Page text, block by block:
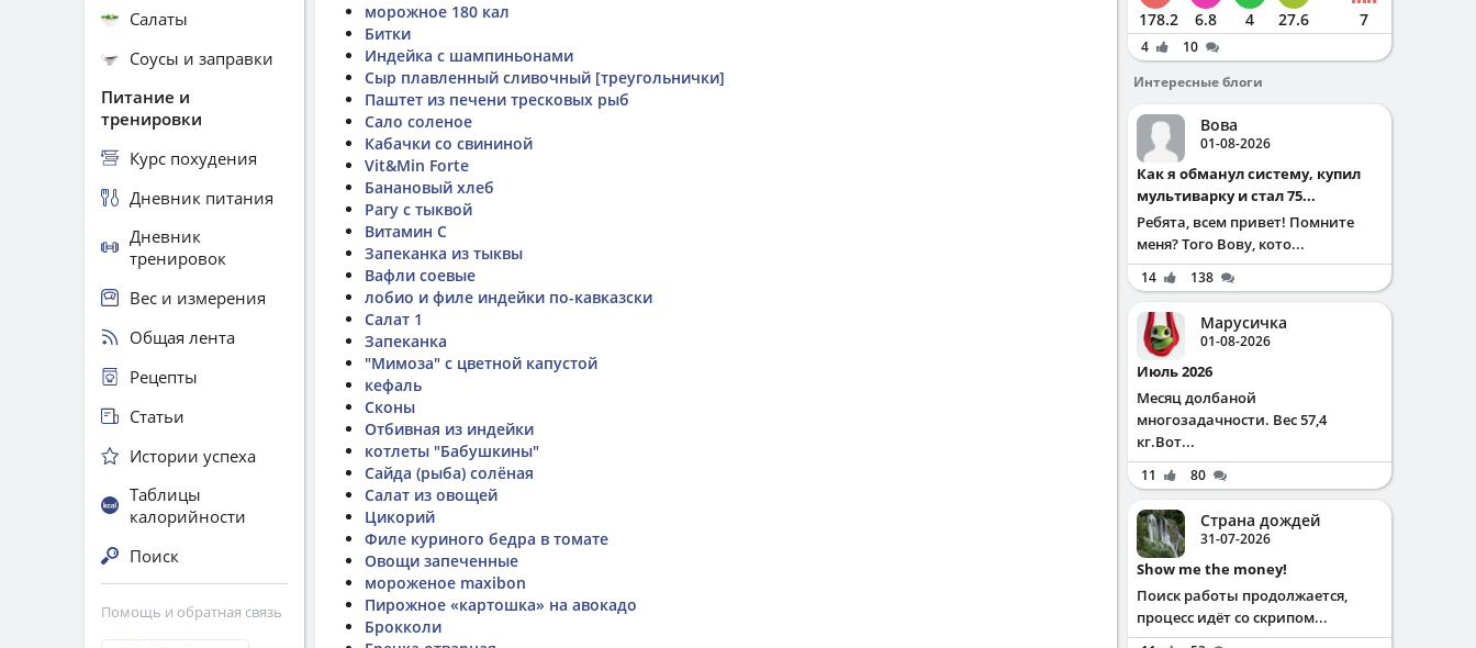
морожное 180 кал
Битки
Индейка с шампиньонами
Сыр плавленный сливочный [треугольнички]
Паштет из печени тресковых рыб
Сало соленое
Кабачки со свининой
Vit&Min Forte
Банановый хлеб
Рагу с тыквой
Витамин С
Запеканка из тыквы
Вафли соевые
лобио и филе индейки по-кавказски
Салат 1
Запеканка
"Мимоза" с цветной капустой
кефаль
Сконы
Отбивная из индейки
котлеты "Бабушкины"
Сайда (рыба) солёная
Салат из овощей
Цикорий
Филе куриного бедра в томате
Овощи запеченные
мороженое maxibon
Пирожное «картошка» на авокадо
Брокколи
Салаты
Соусы и заправки
Питание и
тренировки
Курс похудения
Дневник питания
Дневник
тренировок
Вес и измерения
Общая лента
Рецепты
Статьи
Истории успеха
Таблицы
калорийности
Поиск
Помощь и обратная связь
178.2 6.8 4 27.6 7
4
10
Интересные блоги
Вова
01-08-2026
Как я обманул систему, купил
мультиварку и стал 75...
Ребята, всем привет! Помните
меня? Того Вову, кото...
14 138
Марусичка
01-08-2026
Июль 2026
Месяц долбаной
многозадачности. Вес 57,4
кг.Вот...
11 80
Страна дождей
31-07-2026
Show me the money!
Поиск работы продолжается,
процесс идёт со скрипом...